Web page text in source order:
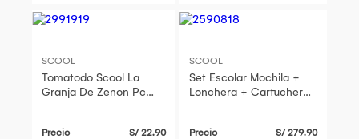
SCOOL
Tomatodo Scool La
Granja De Zenon Pc
Precio S/ 22.90
SCOOL
Set Escolar Mochila +
Lonchera + Cartuchera
Precio S/ 279.90